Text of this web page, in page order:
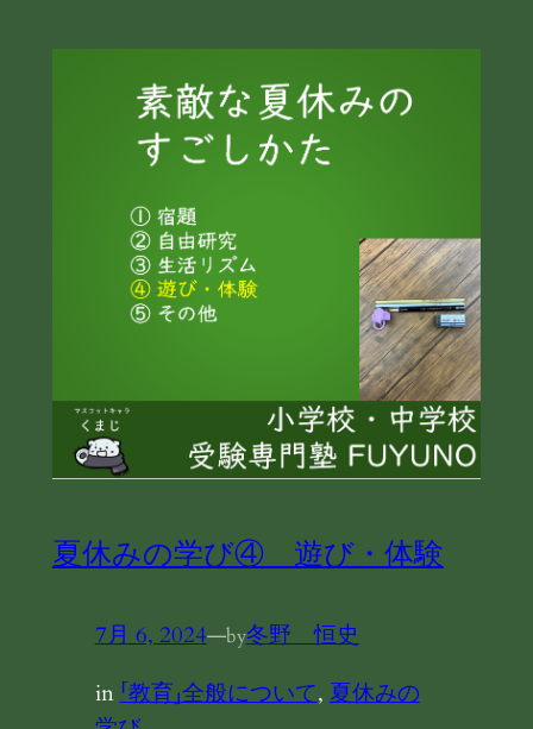
夏休みの学び④ 遊び・体験
7月 6, 2024—by冬野 恒史
in 「教育」全般について, 夏休みの